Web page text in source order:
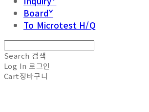
Boardˇ
To Microtest H/Q
Search 검색
Log In 로그인
Cart장바구니